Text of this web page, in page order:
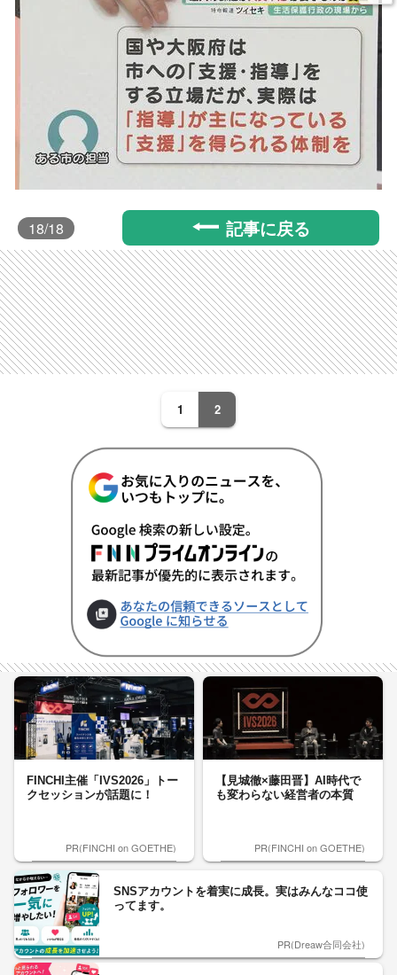
18/18 記事に戻る
1 2
FINCHI主催「IVS2026」トー
クセッションが話題に！
PR(FINCHI on GOETHE)
【見城徹×藤田晋】AI時代で
も変わらない経営者の本質
PR(FINCHI on GOETHE)
SNSアカウントを着実に成長。実はみんなココ使
ってます。
PR(Dreaw合同会社)